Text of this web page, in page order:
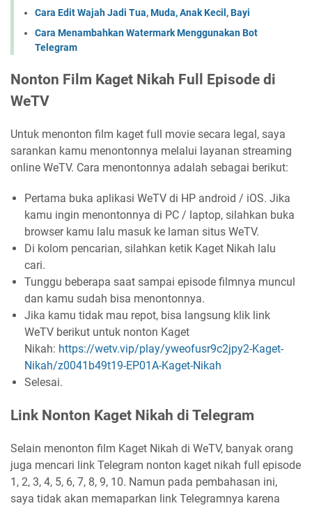
Cara Edit Wajah Jadi Tua, Muda, Anak Kecil, Bayi
Cara Menambahkan Watermark Menggunakan Bot
Telegram
Nonton Film Kaget Nikah Full Episode di
WeTV
Untuk menonton film kaget full movie secara legal, saya
sarankan kamu menontonnya melalui layanan streaming
online WeTV. Cara menontonnya adalah sebagai berikut:
Pertama buka aplikasi WeTV di HP android / iOS. Jika
kamu ingin menontonnya di PC / laptop, silahkan buka
browser kamu lalu masuk ke laman situs WeTV.
Di kolom pencarian, silahkan ketik Kaget Nikah lalu
cari.
Tunggu beberapa saat sampai episode filmnya muncul
dan kamu sudah bisa menontonnya.
Jika kamu tidak mau repot, bisa langsung klik link
WeTV berikut untuk nonton Kaget
Nikah: https://wetv.vip/play/yweofusr9c2jpy2-Kaget-
Nikah/z0041b49t19-EP01A-Kaget-Nikah
Selesai.
Link Nonton Kaget Nikah di Telegram
Selain menonton film Kaget Nikah di WeTV, banyak orang
juga mencari link Telegram nonton kaget nikah full episode
1, 2, 3, 4, 5, 6, 7, 8, 9, 10. Namun pada pembahasan ini,
saya tidak akan memaparkan link Telegramnya karena